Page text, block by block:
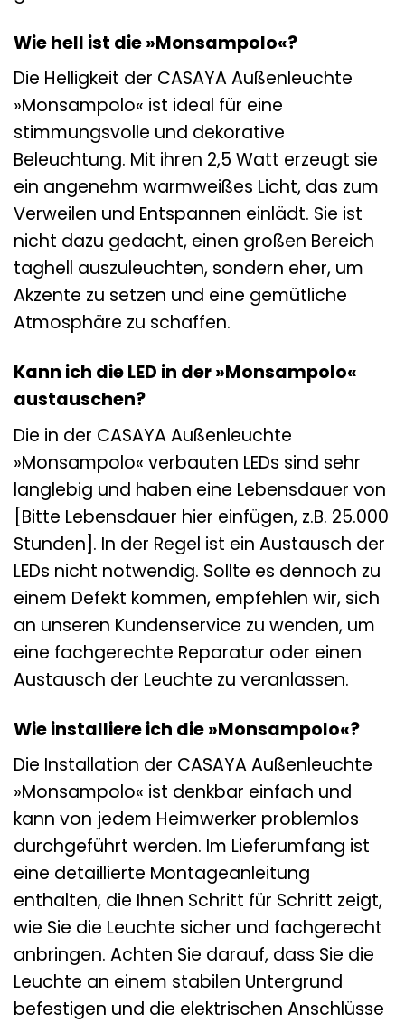
Wie hell ist die »Monsampolo«?
Die Helligkeit der CASAYA Außenleuchte
»Monsampolo« ist ideal für eine
stimmungsvolle und dekorative
Beleuchtung. Mit ihren 2,5 Watt erzeugt sie
ein angenehm warmweißes Licht, das zum
Verweilen und Entspannen einlädt. Sie ist
nicht dazu gedacht, einen großen Bereich
taghell auszuleuchten, sondern eher, um
Akzente zu setzen und eine gemütliche
Atmosphäre zu schaffen.
Kann ich die LED in der »Monsampolo«
austauschen?
Die in der CASAYA Außenleuchte
»Monsampolo« verbauten LEDs sind sehr
langlebig und haben eine Lebensdauer von
[Bitte Lebensdauer hier einfügen, z.B. 25.000
Stunden]. In der Regel ist ein Austausch der
LEDs nicht notwendig. Sollte es dennoch zu
einem Defekt kommen, empfehlen wir, sich
an unseren Kundenservice zu wenden, um
eine fachgerechte Reparatur oder einen
Austausch der Leuchte zu veranlassen.
Wie installiere ich die »Monsampolo«?
Die Installation der CASAYA Außenleuchte
»Monsampolo« ist denkbar einfach und
kann von jedem Heimwerker problemlos
durchgeführt werden. Im Lieferumfang ist
eine detaillierte Montageanleitung
enthalten, die Ihnen Schritt für Schritt zeigt,
wie Sie die Leuchte sicher und fachgerecht
anbringen. Achten Sie darauf, dass Sie die
Leuchte an einem stabilen Untergrund
befestigen und die elektrischen Anschlüsse